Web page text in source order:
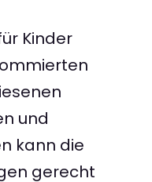
Kinder
und
kann die
gerecht